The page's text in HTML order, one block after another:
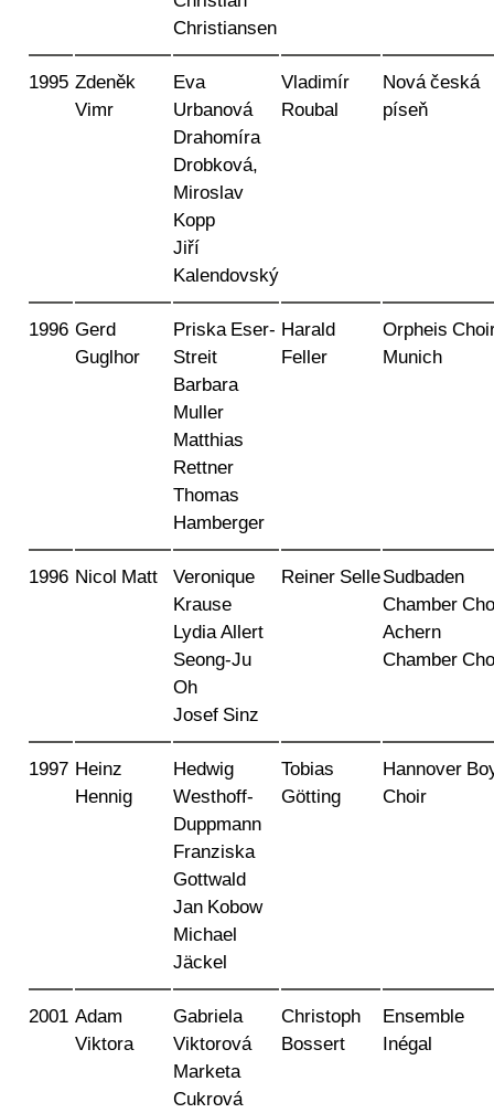
Christiansen
1995 Zdeněk
Vimr
Eva
Urbanová
Drahomíra
Drobková,
Miroslav
Kopp
Jiří
Kalendovský
Vladimír
Roubal
Nová česká
píseň
1996 Gerd
Guglhor
Priska Eser-
Streit
Barbara
Muller
Matthias
Rettner
Thomas
Hamberger
Harald
Feller
Orpheis
Munich
1996 Nicol Matt
Veronique
Krause
Lydia Allert
Seong-Ju
Oh
Josef Sinz
Reiner SelleSudbaden
Chamber
Achern
Chamber
1997 Heinz
Hennig
Hedwig
Westhoff-
Duppmann
Franziska
Gottwald
Jan Kobow
Michael
Jäckel
Tobias
Götting
Hannover
Choir
2001 Adam
Viktora
Gabriela
Viktorová
Marketa
Cukrová
Christoph
Bossert
Ensemble
Inégal